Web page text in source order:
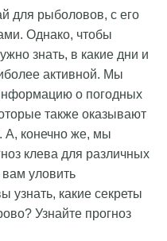
для рыболовов, с его
Однако, чтобы
знать, в какие дни и
активной. Мы
о погодных
также оказывают
А, конечно же, мы
клева для различных
уловить
узнать, какие секреты
Узнайте прогноз